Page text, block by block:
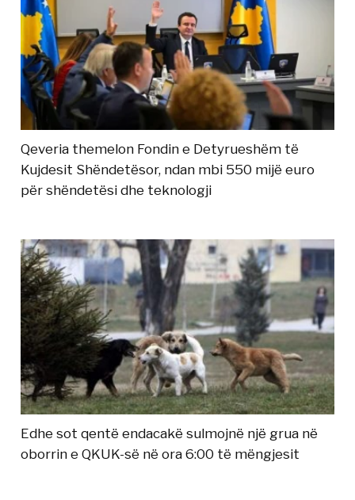
Qeveria themelon Fondin e Detyrueshëm të
Kujdesit Shëndetësor, ndan mbi 550 mijë euro
për shëndetësi dhe teknologji
Edhe sot qentë endacakë sulmojnë një grua në
oborrin e QKUK-së në ora 6:00 të mëngjesit